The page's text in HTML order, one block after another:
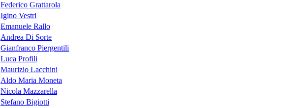
Federico Grattarola
Igino Vestri
Emanuele Rallo
Andrea Di Sorte
Gianfranco Piergentili
Luca Profili
Maurizio Lacchini
Aldo Maria Moneta
Nicola Mazzarella
Stefano Bigiotti